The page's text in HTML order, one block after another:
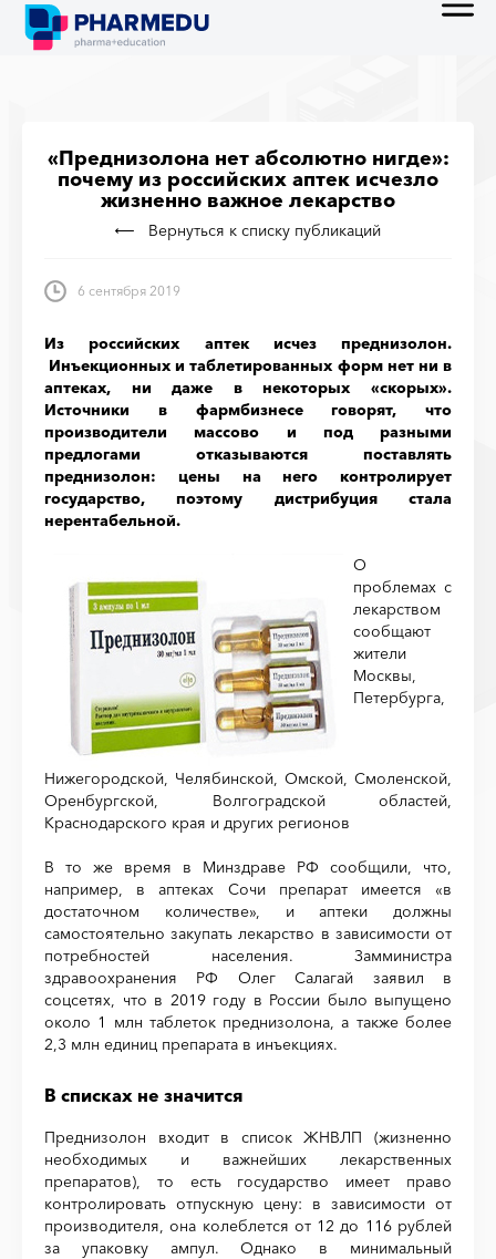
«Преднизолона нет абсолютно нигде»:
почему из российских аптек исчезло
жизненно важное лекарство
Вернуться к списку публикаций
6 сентября 2019
Из российских аптек исчез преднизолон.
Инъекционных и таблетированных форм нет ни в
аптеках, ни даже в некоторых «скорых».
Источники в фармбизнесе говорят, что
производители массово и под разными
предлогами отказываются поставлять
преднизолон: цены на него контролирует
государство, поэтому дистрибуция стала
нерентабельной.
О
проблемах с
лекарством
сообщают
жители
Москвы,
Петербурга,
Нижегородской, Челябинской, Омской, Смоленской,
Оренбургской, Волгоградской областей,
Краснодарского края и других регионов
В то же время в Минздраве РФ сообщили, что,
например, в аптеках Сочи препарат имеется «в
достаточном количестве», и аптеки должны
самостоятельно закупать лекарство в зависимости от
потребностей населения. Замминистра
здравоохранения РФ Олег Салагай заявил в
соцсетях, что в 2019 году в России было выпущено
около 1 млн таблеток преднизолона, а также более
2,3 млн единиц препарата в инъекциях.
В списках не значится
Преднизолон входит в список ЖНВЛП (жизненно
необходимых и важнейших лекарственных
препаратов), то есть государство имеет право
контролировать отпускную цену: в зависимости от
производителя, она колеблется от 12 до 116 рублей
за упаковку ампул. Однако в минимальный